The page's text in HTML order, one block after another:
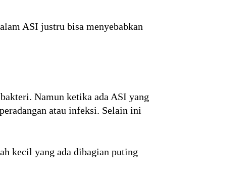
ASI justru bisa menyebabkan
Namun ketika ada ASI yang
atau infeksi. Selain ini
kecil yang ada dibagian puting